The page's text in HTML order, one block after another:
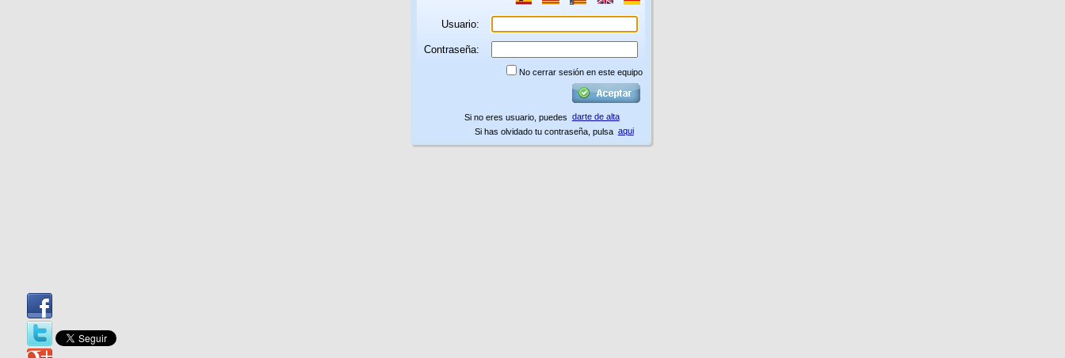
Usuario:
Contraseña:
No cerrar sesión en este equipo
Si no eres usuario, puedes darte de alta
Si has olvidado tu contraseña, pulsa aqui